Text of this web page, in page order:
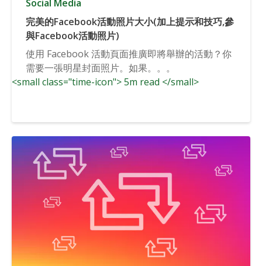
Social Media
完美的Facebook活動照片大小(加上提示和技巧,參
與Facebook活動照片)
使用 Facebook 活動頁面推廣即將舉辦的活動？你
需要一張明星封面照片。如果。。。
<small class="time-icon"> 5m read </small>